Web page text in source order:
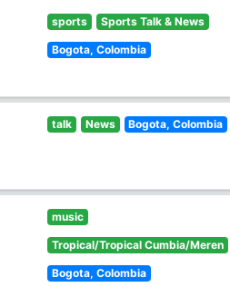
sports Sports Talk & News
Bogota, Colombia
talk News Bogota, Colombia
music
Tropical/Tropical Cumbia/Meren
Bogota, Colombia